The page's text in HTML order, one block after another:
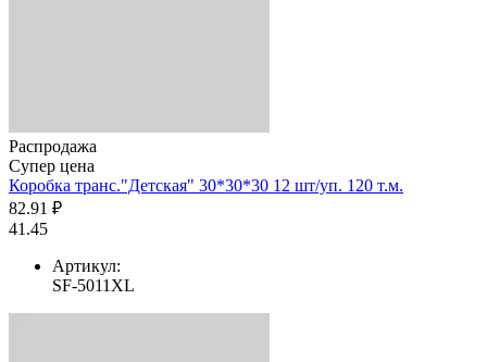
Распродажа
Супер цена
Коробка транс."Детская" 30*30*30 12 шт/уп. 120 т.м.
82.91 ₽
41.45
Артикул:
SF-5011XL